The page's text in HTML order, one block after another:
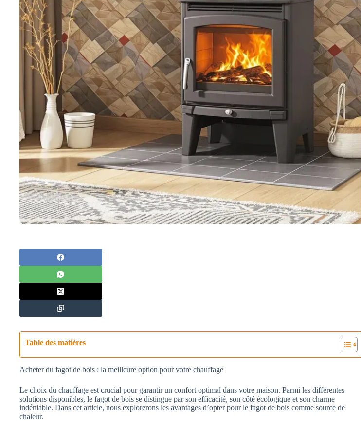
Table des matières
Acheter du fagot de bois : la meilleure option pour votre chauffage
Le choix du chauffage est crucial pour garantir un confort optimal dans votre maison. Parmi les différentes
solutions disponibles, le fagot de bois se distingue par son efficacité, son côté écologique et son charme
indéniable. Dans cet article, nous explorerons les avantages d’opter pour le fagot de bois comme source de
chaleur.